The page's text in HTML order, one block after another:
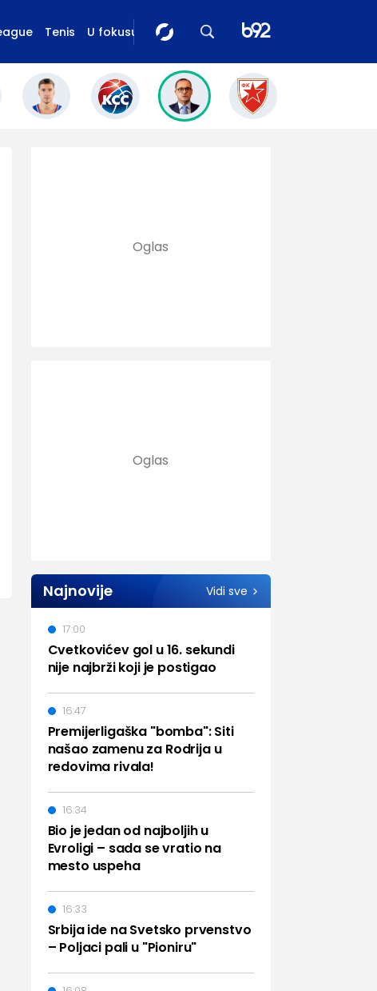
Tenis U fokusu
Najnovije Vidi sve
Cvetkovićev gol u 16. sekundi
nije najbrži koji je postigao
17:00
Premijerligaška "bomba": Siti
našao zamenu za Rodrija u
redovima rivala!
16:47
Bio je jedan od najboljih u
Evroligi – sada se vratio na
mesto uspeha
16:34
Srbija ide na Svetsko prvenstvo
– Poljaci pali u "Pioniru"
16:33